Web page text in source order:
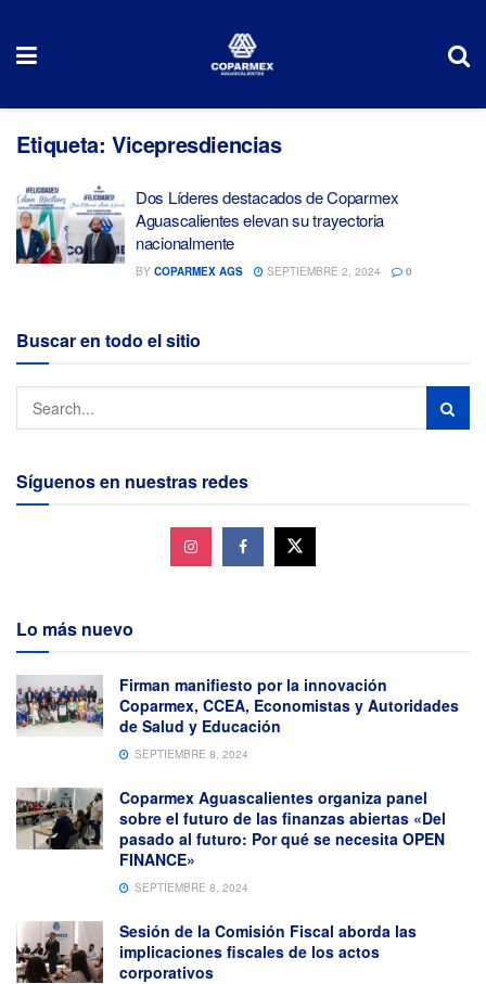
Etiqueta: Vicepresdiencias
Dos Líderes destacados de Coparmex
Aguascalientes elevan su trayectoria
nacionalmente
BY COPARMEX AGS SEPTIEMBRE 2, 2024 0
Buscar en todo el sitio
Síguenos en nuestras redes
Lo más nuevo
Firman manifiesto por la innovación
Coparmex, CCEA, Economistas y Autoridades
de Salud y Educación
SEPTIEMBRE 8, 2024
Coparmex Aguascalientes organiza panel
sobre el futuro de las finanzas abiertas «Del
pasado al futuro: Por qué se necesita OPEN
FINANCE»
SEPTIEMBRE 8, 2024
Sesión de la Comisión Fiscal aborda las
implicaciones fiscales de los actos
corporativos